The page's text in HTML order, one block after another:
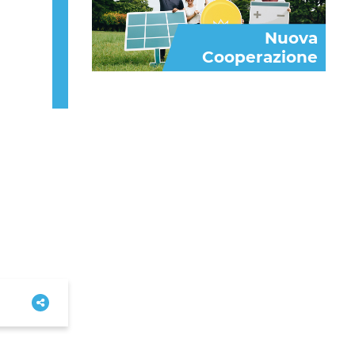
Nuova
Cooperazione